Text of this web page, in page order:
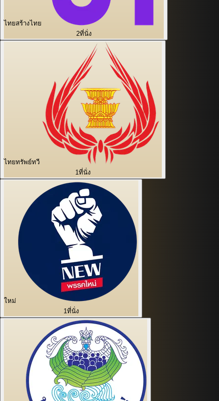
ไทยสร้างไทย
2ที่นั่ง
ไทยทรัพย์ทวี
1ที่นั่ง
ใหม่
1ที่นั่ง